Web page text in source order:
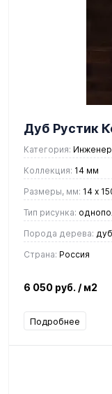
Дуб Рустик
Категория:
Коллекция: 14 мм
Размеры, мм: 14 х
Тип рисунка:
Порода дерева: дуб
Страна: Россия
6 050 руб. / м2
Подробнее